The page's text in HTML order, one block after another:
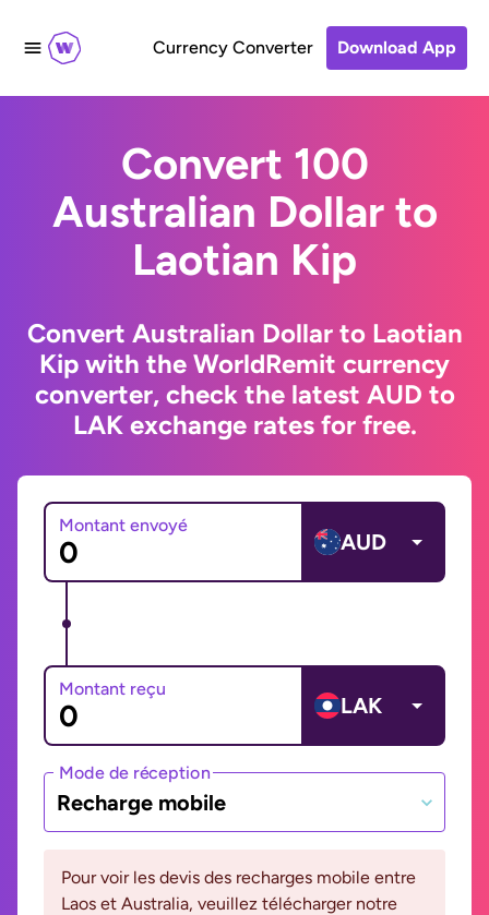
Currency Converter Download App
Convert 100
Australian Dollar to
Laotian Kip
Convert Australian Dollar to Laotian
Kip with the WorldRemit currency
converter, check the latest AUD to
LAK exchange rates for free.
Montant envoyé
AUD
Montant reçu
LAK
Mode de réception
Recharge mobile
Pour voir les devis des recharges mobile entre
Laos et Australia, veuillez télécharger notre